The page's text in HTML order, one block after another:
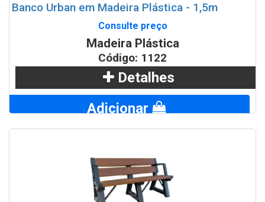
Banco Urban em Madeira Plástica - 1,5m
Consulte preço
Madeira Plástica
Código: 1122
Detalhes
Adicionar